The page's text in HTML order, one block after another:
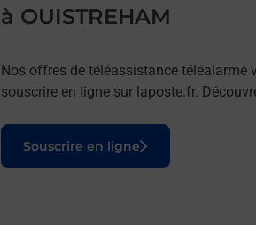
à OUISTREHAM
Nos offres de téléassistance téléalarme
souscrire en ligne sur laposte.fr.
Souscrire en ligne
Le lien s'ouvre dans un nouvel onglet